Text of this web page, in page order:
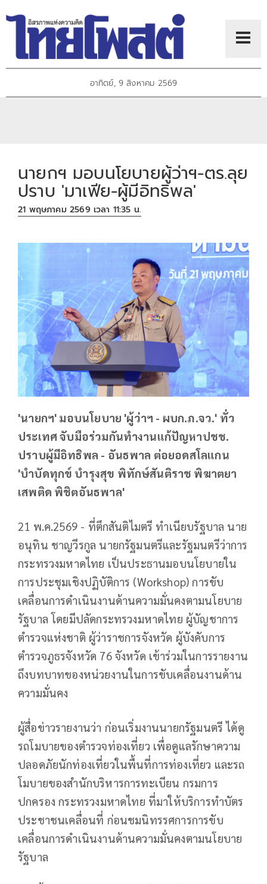
อาทิตย์, 9 สิงหาคม 2569
นายกฯ มอบนโยบายผู้ว่าฯ-ตร.ลุย
ปราบ 'มาเฟีย-ผู้มีอิทธิพล'
21 พฤษภาคม 2569 เวลา 11:35 น.
'นายกฯ' มอบนโยบาย 'ผู้ว่าฯ - ผบก.ภ.จว.' ทั่ว
ประเทศ จับมือร่วมกันทำงานแก้ปัญหาปชช.
ปราบผู้มีอิทธิพล - อันธพาล ต่อยอดสโลแกน
'บำบัดทุกข์ บำรุงสุข พิทักษ์สันติราช พิฆาตยา
เสพติด พิชิตอันธพาล'
21 พ.ค.2569 - ที่ตึกสันติไมตรี ทำเนียบรัฐบาล นาย
อนุทิน ชาญวีรกูล นายกรัฐมนตรีและรัฐมนตรีว่าการ
กระทรวงมหาดไทย เป็นประธานมอบนโยบายใน
การประชุมเชิงปฏิบัติการ (Workshop) การขับ
เคลื่อนการดำเนินงานด้านความมั่นคงตามนโยบาย
รัฐบาล โดยมีปลัดกระทรวงมหาดไทย ผู้บัญชาการ
ตำรวจแห่งชาติ ผู้ว่าราชการจังหวัด ผู้บังคับการ
ตำรวจภูธรจังหวัด 76 จังหวัด เข้าร่วมในการรายงาน
ถึงบทบาทของหน่วยงานในการขับเคลื่อนงานด้าน
ความมั่นคง
ผู้สื่อข่าวรายงานว่า ก่อนเริ่มงานนายกรัฐมนตรี ได้ดู
รถโมบายของตำรวจท่องเที่ยว เพื่อดูแลรักษาความ
ปลอดภัยนักท่องเที่ยวในพื้นที่การท่องเที่ยว และรถ
โมบายของสำนักบริหารการทะเบียน กรมการ
ปกครอง กระทรวงมหาดไทย ที่มาให้บริการทำบัตร
ประชาชนเคลื่อนที่ ก่อนชมนิทรรศการการขับ
เคลื่อนการดำเนินงานด้านความมั่นคงตามนโยบาย
รัฐบาล